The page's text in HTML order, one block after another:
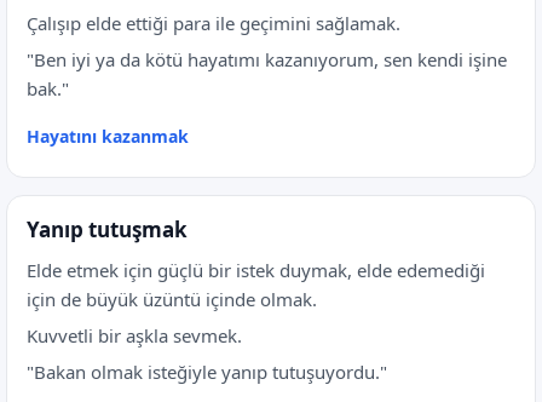
Çalışıp elde ettiği para ile geçimini sağlamak.
"Ben iyi ya da kötü hayatımı kazanıyorum, sen kendi işine
bak."
Hayatını kazanmak
Yanıp tutuşmak
Elde etmek için güçlü bir istek duymak, elde edemediği
için de büyük üzüntü içinde olmak.
Kuvvetli bir aşkla sevmek.
"Bakan olmak isteğiyle yanıp tutuşuyordu."